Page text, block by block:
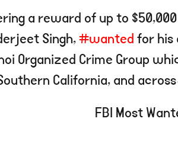
a reward of up to
Singh,#wantedfor his
Organized Crime Group
California, and